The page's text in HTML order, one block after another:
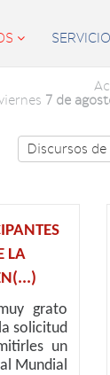

7 de
Discursos
LA
grato
solicitud
un
Mundial